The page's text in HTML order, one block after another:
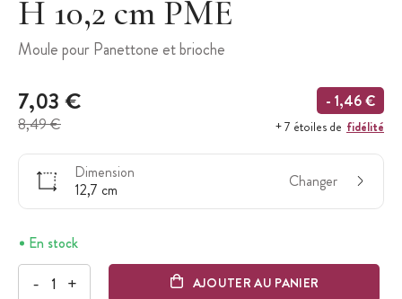
H 10,2 cm PME
Moule pour Panettone et brioche
7,03 €
8,49 €
- 1,46 €
+ 7 étoiles de fidélité
Dimension
12,7 cm
Changer
En stock
- + AJOUTER AU PANIER